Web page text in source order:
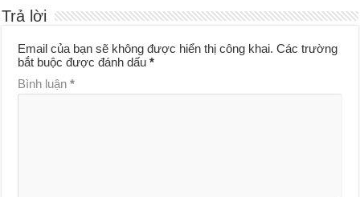
Trả lời
Email của bạn sẽ không được hiển thị công khai. Các trường
bắt buộc được đánh dấu*
Bình luận*